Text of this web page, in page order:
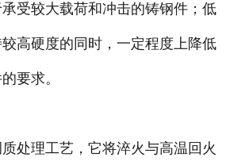
受较大载荷和冲击的铸钢件；低
高硬度的同时，一定程度上降低
要求。
理工艺，它将淬火与高温回火